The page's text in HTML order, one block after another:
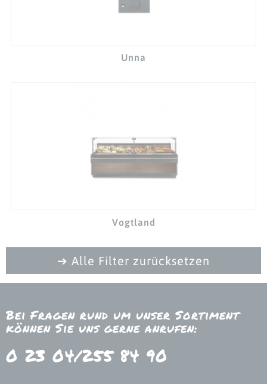
Unna
Vogtland
Alle Filter zurücksetzen
Bei Fragen rund um unser Sortiment
können Sie uns gerne anrufen:
0 23 04/255 84 90